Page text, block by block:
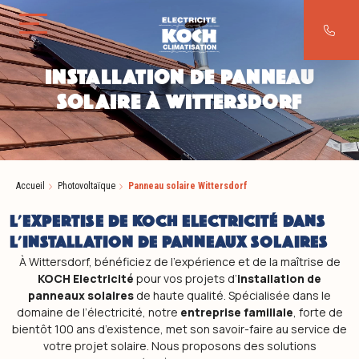
Aller au contenu
INSTALLATION DE PANNEAU
SOLAIRE À WITTERSDORF
Accueil Photovoltaïque Panneau solaire Wittersdorf
L'EXPERTISE DE KOCH ELECTRICITÉ DANS
L'INSTALLATION DE PANNEAUX SOLAIRES
À Wittersdorf, bénéficiez de l’expérience et de la maîtrise de
KOCH Electricité pour vos projets d’installation de
panneaux solaires de haute qualité. Spécialisée dans le
domaine de l’électricité, notre entreprise familiale, forte de
bientôt 100 ans d’existence, met son savoir-faire au service de
votre projet solaire. Nous proposons des solutions